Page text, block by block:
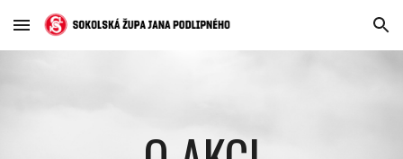
Skip to main content Skip to navigation